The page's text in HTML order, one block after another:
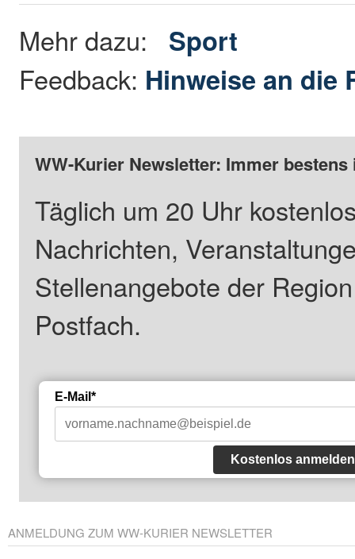
Mehr dazu: Sport
Feedback: Hinweise an die
WW-Kurier Newsletter: Immer
Täglich um 20 Uhr
Nachrichten,
Stellenangebote der
Postfach.
E-Mail*
Kostenlos anmelden
ANMELDUNG ZUM WW-KURIER NEWSLETTER